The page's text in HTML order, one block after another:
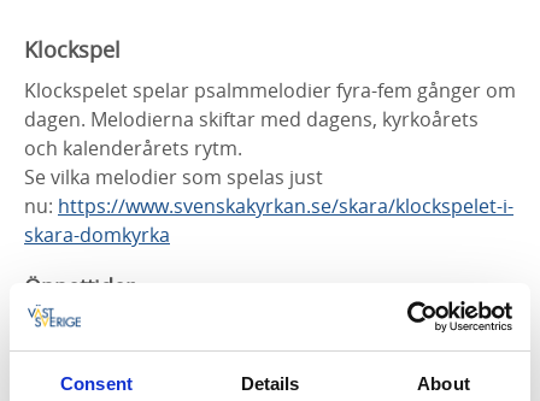
Consent Details About
Klockspel
Klockspelet spelar psalmmelodier fyra-fem gånger om
dagen. Melodierna skiftar med dagens, kyrkoårets
och kalenderårets rytm.
Se vilka melodier som spelas just
nu: https://www.svenskakyrkan.se/skara/klockspelet-i-
skara-domkyrka
Öppettider
För aktuella öppettider, se Skara Domkyrka